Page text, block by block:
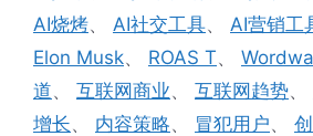
AI烧烤、 AI社交工具、 AI营销工
Elon Musk、 ROAS T、
道、 互联网商业、 互联网趋势、
增长、 内容策略、 冒犯用户、